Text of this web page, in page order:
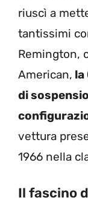
riuscì a
tantissimi
Remington,
American, la
di
vettura
1966 nella
Il fascino